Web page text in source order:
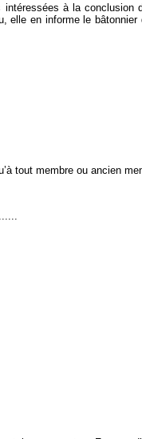
à la conclusion
en informe le bâtonnier
tout membre ou ancien